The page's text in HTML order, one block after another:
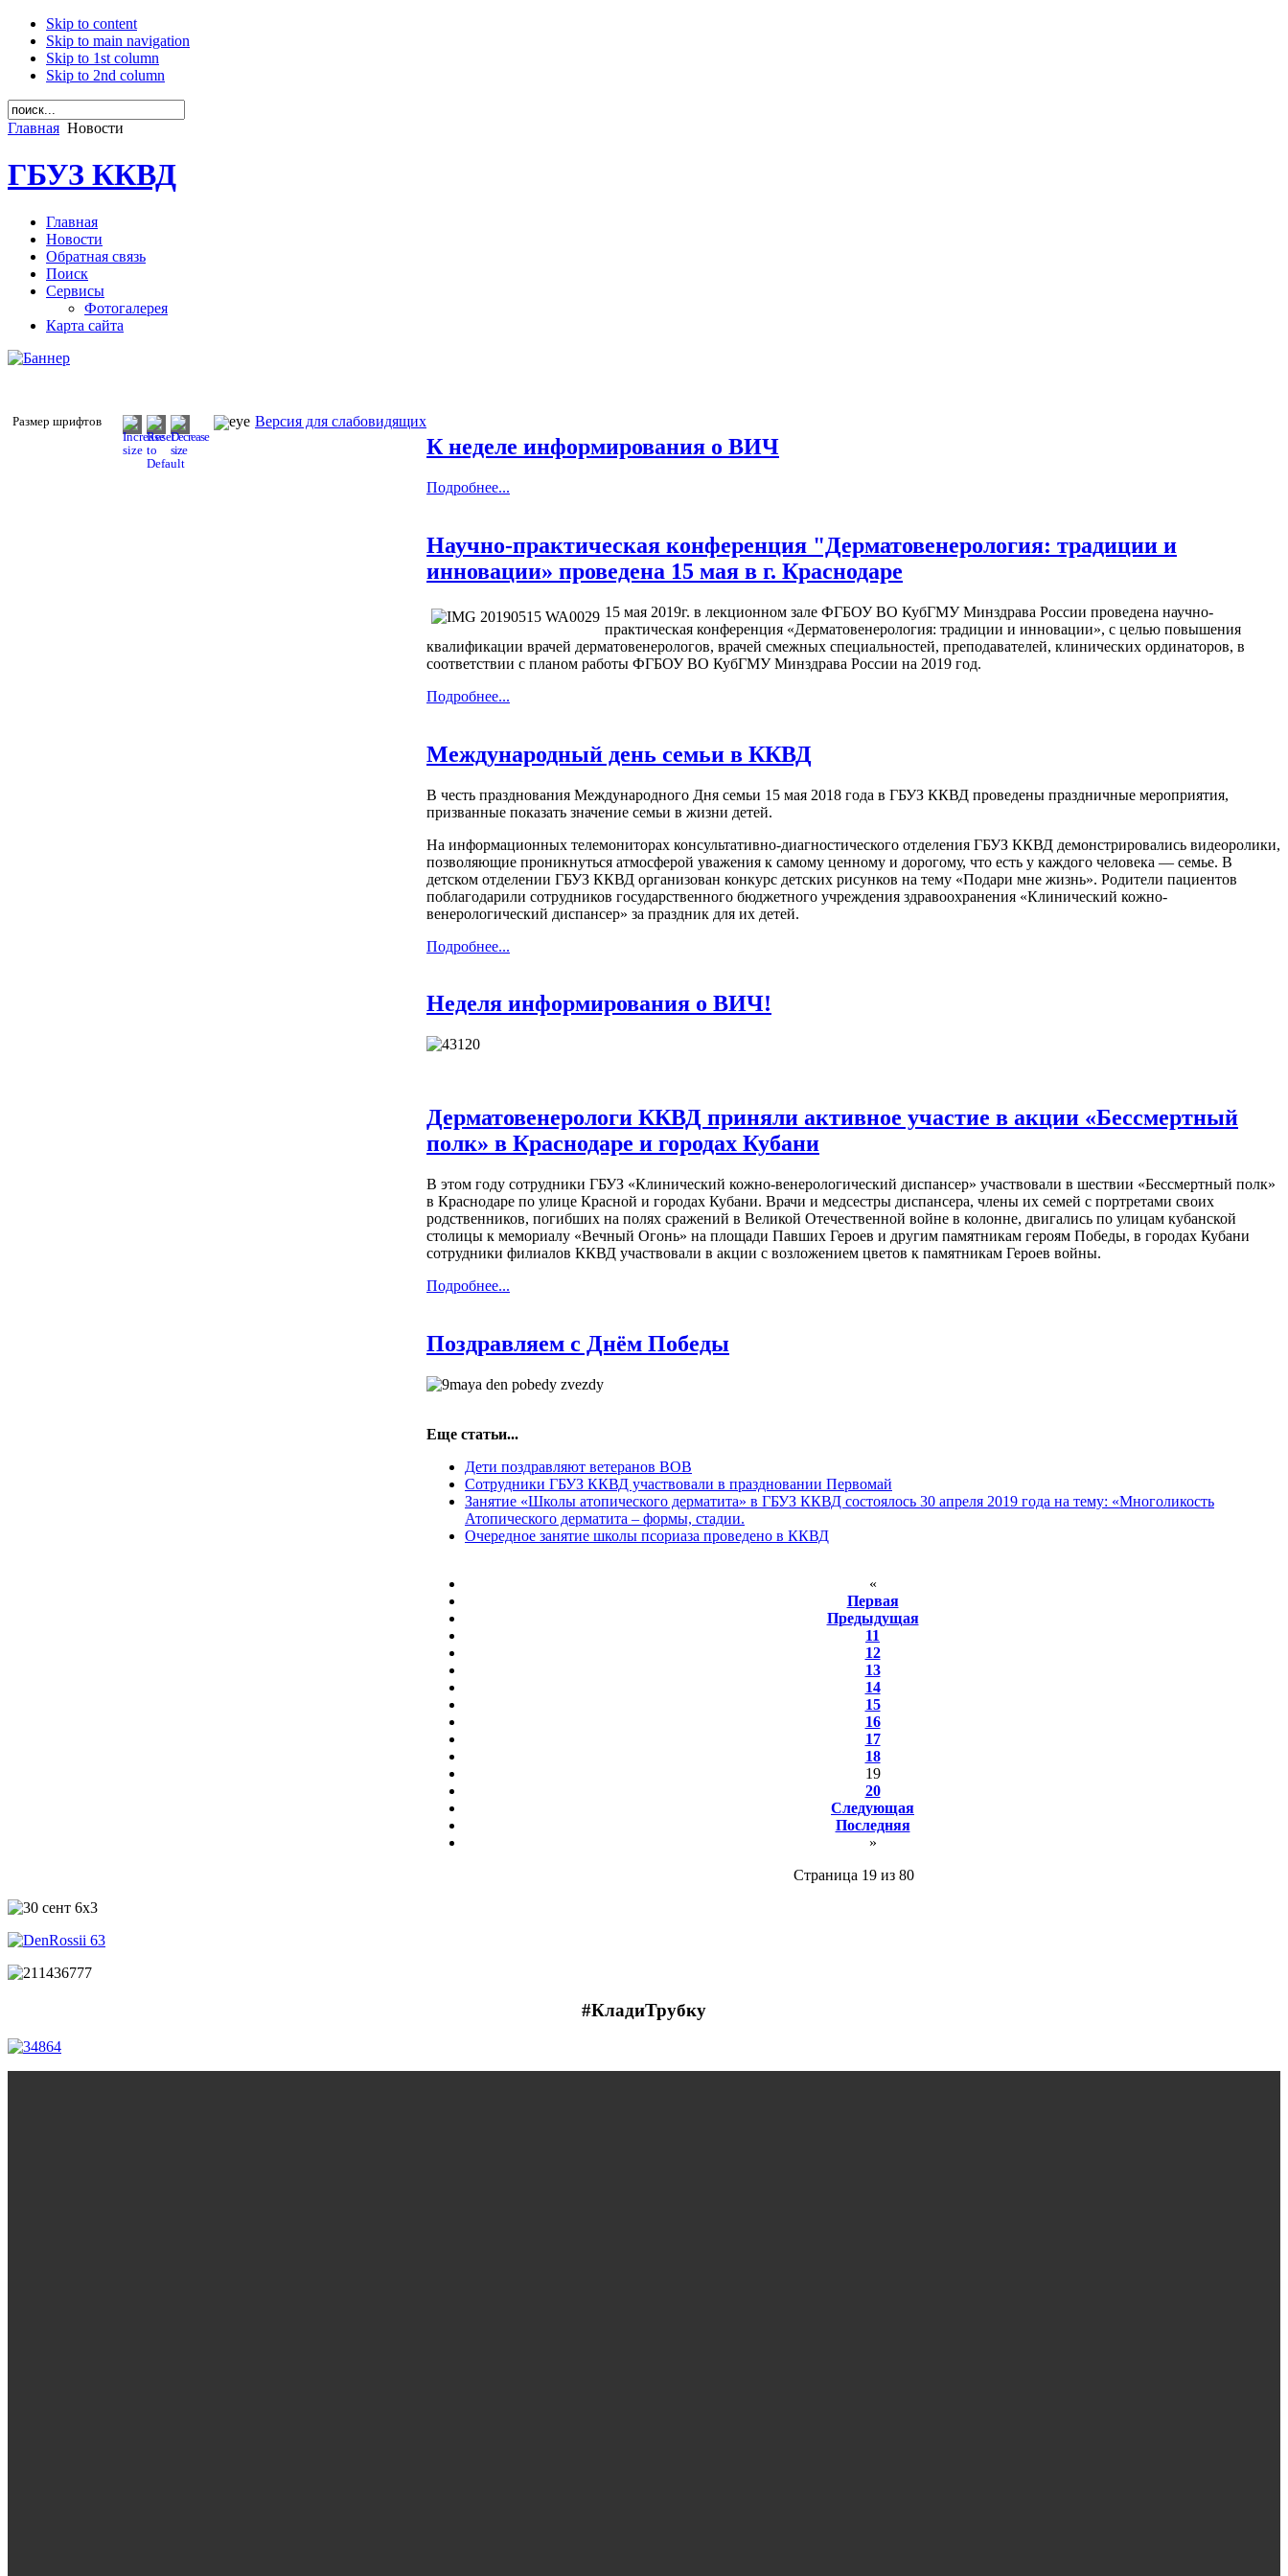
Skip to content
Skip to main navigation
Skip to 1st column
Skip to 2nd column
Главная Новости
ГБУЗ ККВД
Главная
Новости
Обратная связь
Поиск
Сервисы
Фотогалерея
Карта сайта
Размер шрифтов Версия для слабовидящих
К неделе информирования о ВИЧ
Подробнее...
Научно-практическая конференция "Дерматовенерология: традиции и
инновации» проведена 15 мая в г. Краснодаре
15 мая 2019г. в лекционном зале ФГБОУ ВО КубГМУ Минздрава России проведена научно-
практическая конференция «Дерматовенерология: традиции и инновации», с целью повышения
квалификации врачей дерматовенерологов, врачей смежных специальностей, преподавателей, клинических ординаторов, в
соответствии с планом работы ФГБОУ ВО КубГМУ Минздрава России на 2019 год.
Подробнее...
Международный день семьи в ККВД
В честь празднования Международного Дня семьи 15 мая 2018 года в ГБУЗ ККВД проведены праздничные мероприятия,
призванные показать значение семьи в жизни детей.
На информационных телемониторах консультативно-диагностического отделения ГБУЗ ККВД демонстрировались видеоролики,
позволяющие проникнуться атмосферой уважения к самому ценному и дорогому, что есть у каждого человека — семье. В
детском отделении ГБУЗ ККВД организован конкурс детских рисунков на тему «Подари мне жизнь». Родители пациентов
поблагодарили сотрудников государственного бюджетного учреждения здравоохранения «Клинический кожно-
венерологический диспансер» за праздник для их детей.
Подробнее...
Неделя информирования о ВИЧ!
Дерматовенерологи ККВД приняли активное участие в акции «Бессмертный
полк» в Краснодаре и городах Кубани
В этом году сотрудники ГБУЗ «Клинический кожно-венерологический диспансер» участвовали в шествии «Бессмертный полк»
в Краснодаре по улице Красной и городах Кубани. Врачи и медсестры диспансера, члены их семей с портретами своих
родственников, погибших на полях сражений в Великой Отечественной войне в колонне, двигались по улицам кубанской
столицы к мемориалу «Вечный Огонь» на площади Павших Героев и другим памятникам героям Победы, в городах Кубани
сотрудники филиалов ККВД участвовали в акции с возложением цветов к памятникам Героев войны.
Подробнее...
Поздравляем с Днём Победы
Еще статьи...
Дети поздравляют ветеранов ВОВ
Сотрудники ГБУЗ ККВД участвовали в праздновании Первомай
Занятие «Школы атопического дерматита» в ГБУЗ ККВД состоялось 30 апреля 2019 года на тему: «Многоликость
Атопического дерматита – формы, стадии.
Очередное занятие школы псориаза проведено в ККВД
«
Первая
Предыдущая
11
12
13
14
15
16
17
18
19
20
Следующая
Последняя
»
Страница 19 из 80
#КладиТрубку